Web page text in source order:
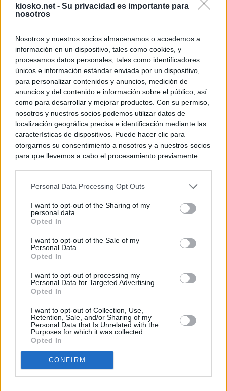
kiosko.net - Su privacidad es importante para
nosotros
Nosotros y nuestros socios almacenamos o accedemos a
información en un dispositivo, tales como cookies, y
procesamos datos personales, tales como identificadores
únicos e información estándar enviada por un dispositivo,
para personalizar contenidos y anuncios, medición de
anuncios y del contenido e información sobre el público, así
como para desarrollar y mejorar productos. Con su permiso,
nosotros y nuestros socios podemos utilizar datos de
localización geográfica precisa e identificación mediante las
características de dispositivos. Puede hacer clic para
otorgarnos su consentimiento a nosotros y a nuestros socios
para que llevemos a cabo el procesamiento previamente
negar su consentimiento. Tenga en cuenta que algún
de su consentimiento, pero usted tiene el derecho de
rechazar tal procesamiento. Sus preferencias se aplicarán
cualquier momento entrando de nuevo en este sitio web o
visitando nuestra política de privacidad.
Personal Data Processing Opt Outs
I want to opt-out of the Sharing of my
personal data.
Opted In
I want to opt-out of the Sale of my
Personal Data.
Opted In
I want to opt-out of processing my
Personal Data for Targeted Advertising.
Opted In
I want to opt-out of Collection, Use,
Retention, Sale, and/or Sharing of my
Personal Data that Is Unrelated with the
Purposes for which it was collected.
Opted In
CONFIRM